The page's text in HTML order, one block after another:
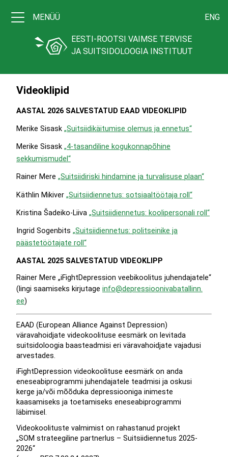
MENÜÜ ENG
EESTI-ROOTSI VAIMSE TERVISE
JA SUITSIDOLOOGIA INSTITUUT
Videoklipid
AASTAL 2026 SALVESTATUD EAAD VIDEOKLIPID
Merike Sisask „Suitsiidikäitumise olemus ja ennetus“
Merike Sisask „4-tasandiline kogukonnapõhine
sekkumismudel“
Rainer Mere „Suitsiidiriski hindamine ja turvalisuse plaan“
Käthlin Mikiver „Suitsiidiennetus: sotsiaaltöötaja roll“
Kristina Šadeiko-Liiva „Suitsiidiennetus: koolipersonali roll“
Ingrid Sogenbits „Suitsiidiennetus: politseinike ja
päästetöötajate roll“
AASTAL 2025 SALVESTATUD VIDEOKLIPP
Rainer Mere „iFightDepression veebikoolitus juhendajatele“
(lingi saamiseks kirjutage info@depressioonivabatallinn.
ee)
EAAD (European Alliance Against Depression)
väravahoidjate videokoolituse eesmärk on levitada
suitsidoloogia baasteadmisi eri väravahoidjate vajadusi
arvestades.
iFightDepression videokoolituse eesmärk on anda
eneseabiprogrammi juhendajatele teadmisi ja oskusi
kerge ja/või mõõduka depressiooniga inimeste
kaasamiseks ja toetamiseks eneseabiprogrammi
läbimisel.
Videokoolituste valmimist on rahastanud projekt
„SOM strateegiline partnerlus – Suitsiidiennetus 2025-
2026“